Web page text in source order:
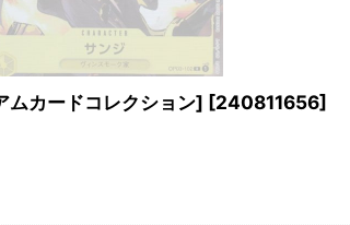
カードコレクション] [240811656]